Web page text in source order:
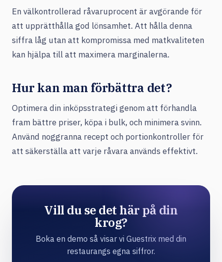
En välkontrollerad råvaruprocent är avgörande för
att upprätthålla god lönsamhet. Att hålla denna
siffra låg utan att kompromissa med matkvaliteten
kan hjälpa till att maximera marginalerna.
Hur kan man förbättra det?
Optimera din inköpsstrategi genom att förhandla
fram bättre priser, köpa i bulk, och minimera svinn.
Använd noggranna recept och portionkontroller för
att säkerställa att varje råvara används effektivt.
Vill du se det här på din
krog?
Boka en demo så visar vi Guestrix med din
restaurangs egna siffror.